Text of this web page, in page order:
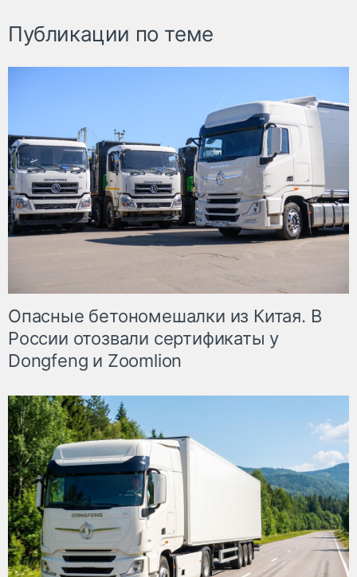
Публикации по теме
Опасные бетономешалки из Китая. В
России отозвали сертификаты у
Dongfeng и Zoomlion